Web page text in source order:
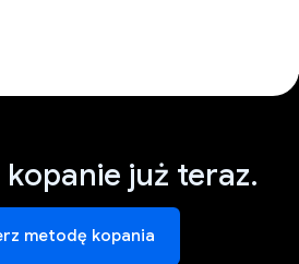
kopanie już teraz.
metodę kopania